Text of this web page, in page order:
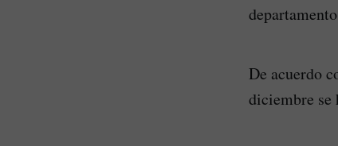
De acuerdo
diciembre se